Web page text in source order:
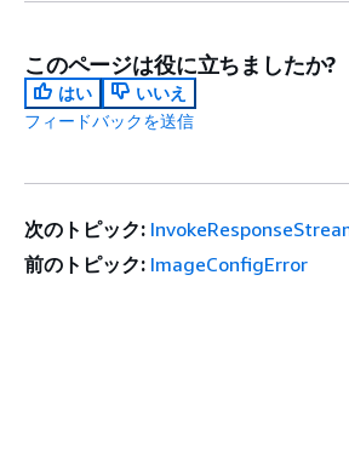
このページは役に立ちましたか?
はい
いいえ
フィードバックを送信
次のトピック:
前のトピック: ImageConfigError